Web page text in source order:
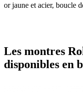
or jaune et acier, boucle
Les montres
disponibles en